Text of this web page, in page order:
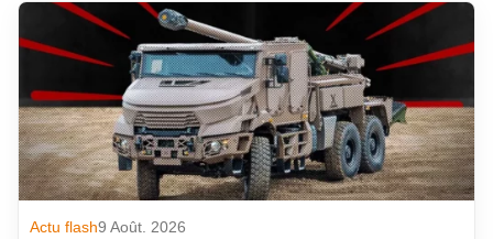
Actu flash9 Août. 2026